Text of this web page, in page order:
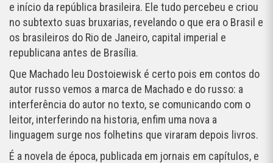
e início da república brasileira. Ele tudo percebeu e criou
no subtexto suas bruxarias, revelando o que era o Brasil e
os brasileiros do Rio de Janeiro, capital imperial e
republicana antes de Brasília.
Que Machado leu Dostoiewisk é certo pois em contos do
autor russo vemos a marca de Machado e do russo: a
interferência do autor no texto, se comunicando com o
leitor, interferindo na historia, enfim uma nova a
linguagem surge nos folhetins que viraram depois livros.
É a novela de época, publicada em jornais em capítulos, e